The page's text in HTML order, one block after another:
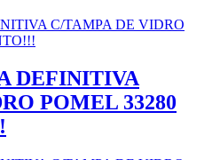
DEFINITIVA
POMEL 33280